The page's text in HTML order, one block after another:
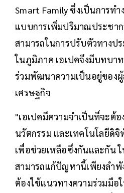
Smart Family ซึ่งเป็นการท
แบบการเพิ่มปริมาณประชา
สามารถในการปรับตัวทางป
ในภูมิภาค เอเปคจึงมีบทบา
ร่วมพัฒนาความเป็นอยู่ของ
เศรษฐกิจ
"เอเปคมีความจำเป็นที่จะต้
นวัตกรรม และเทคโนโลยีดิ
เพื่อช่วยเหลือซึ่งกันและกัน
สามารถแก้ปัญหานี้เพียงลำพั
ต้องใช้แนวทางความร่วมมือ